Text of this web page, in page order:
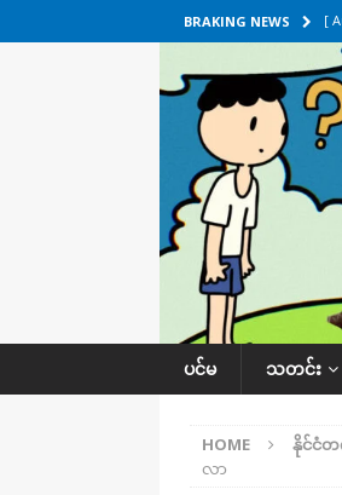
BRAKING NEWS [
[
သ
[
[
က
[
ပင်မ သတင်း
HOME နိုင်ငံတ
လာ